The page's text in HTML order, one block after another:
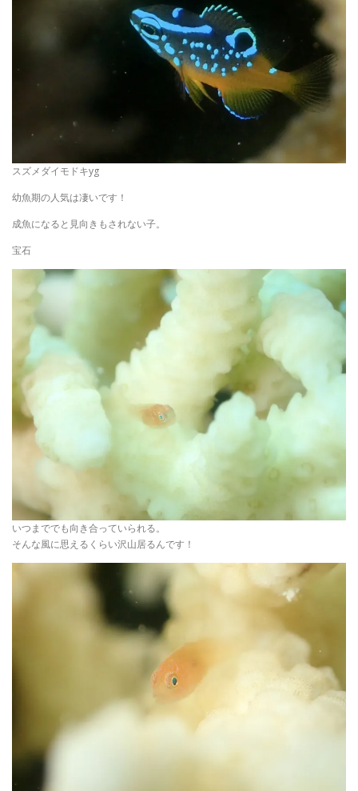
スズメダイモドキyg
幼魚期の人気は凄いです！
成魚になると見向きもされない子。
宝石
いつまででも向き合っていられる。
そんな風に思えるくらい沢山居るんです！